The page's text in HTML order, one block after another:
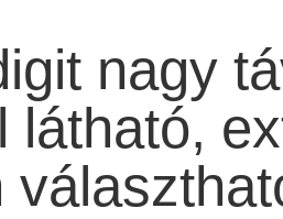
nagy
látható,